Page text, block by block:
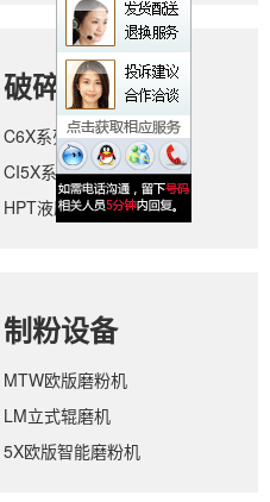
破碎设备
C6X系列颚式破碎机
CI5X系列反击式破碎机
HPT液压圆锥破碎机
制粉设备
MTW欧版磨粉机
LM立式辊磨机
5X欧版智能磨粉机